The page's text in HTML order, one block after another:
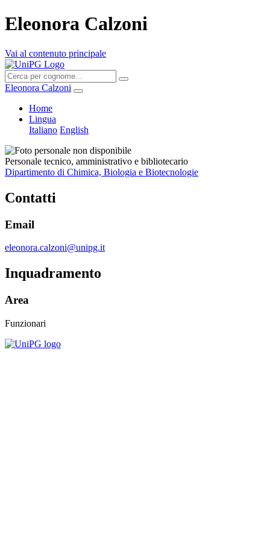
Eleonora Calzoni
Vai al contenuto principale
Eleonora Calzoni
Home
Lingua
Italiano English
Personale tecnico, amministrativo e bibliotecario
Dipartimento di Chimica, Biologia e Biotecnologie
Contatti
Email
eleonora.calzoni@unipg.it
Inquadramento
Area
Funzionari